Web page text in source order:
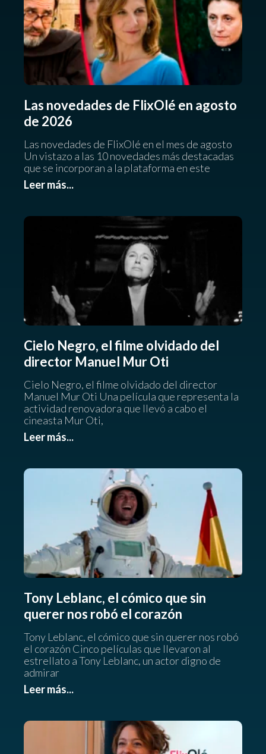
Las novedades de FlixOlé en agosto
de 2026
Las novedades de FlixOlé en el mes de agosto
Un vistazo a las 10 novedades más destacadas
que se incorporan a la plataforma en este
Leer más...
Cielo Negro, el filme olvidado del
director Manuel Mur Oti
Cielo Negro, el filme olvidado del director
Manuel Mur Oti Una película que representa la
actividad renovadora que llevó a cabo el
cineasta Mur Oti,
Leer más...
Tony Leblanc, el cómico que sin
querer nos robó el corazón
Tony Leblanc, el cómico que sin querer nos robó
el corazón Cinco películas que llevaron al
estrellato a Tony Leblanc, un actor digno de
admirar
Leer más...